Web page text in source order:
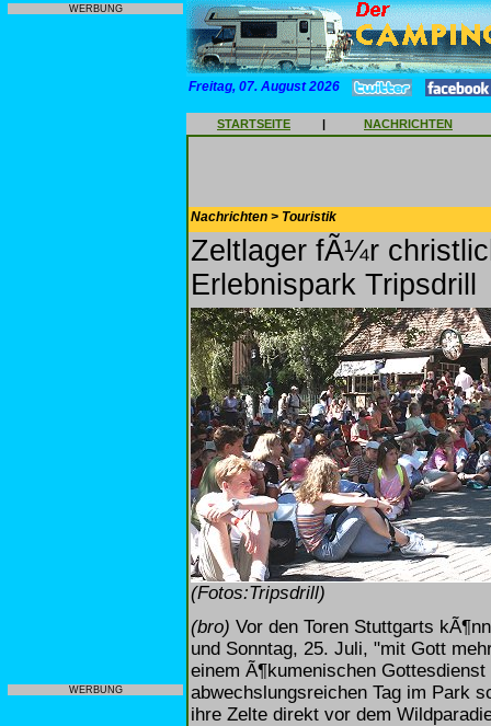
WERBUNG
WERBUNG
Freitag, 07. August 2026
STARTSEITE | NACHRICHTEN
Nachrichten > Touristik
Zeltlager fÃ¼r
Erlebnispark Tripsdrill
(Fotos:Tripsdrill)
(bro) Vor den Toren Stuttgarts
und Sonntag, 25. Juli, "mit Gott
einem Ã¶kumenischen
abwechslungsreichen Tag im Park
ihre Zelte direkt vor dem